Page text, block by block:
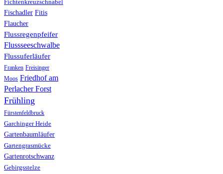
Fichtenkreuzschnabel
Fischadler Fitis
Flaucher
Flussregenpfeifer
Flussseeschwalbe
Flussuferläufer
Franken Freisinger
Moos Friedhof am
Perlacher Forst
Frühling
Fürstenfeldbruck
Garchinger Heide
Gartenbaumläufer
Gartengrasmücke
Gartenrotschwanz
Gebirgsstelze